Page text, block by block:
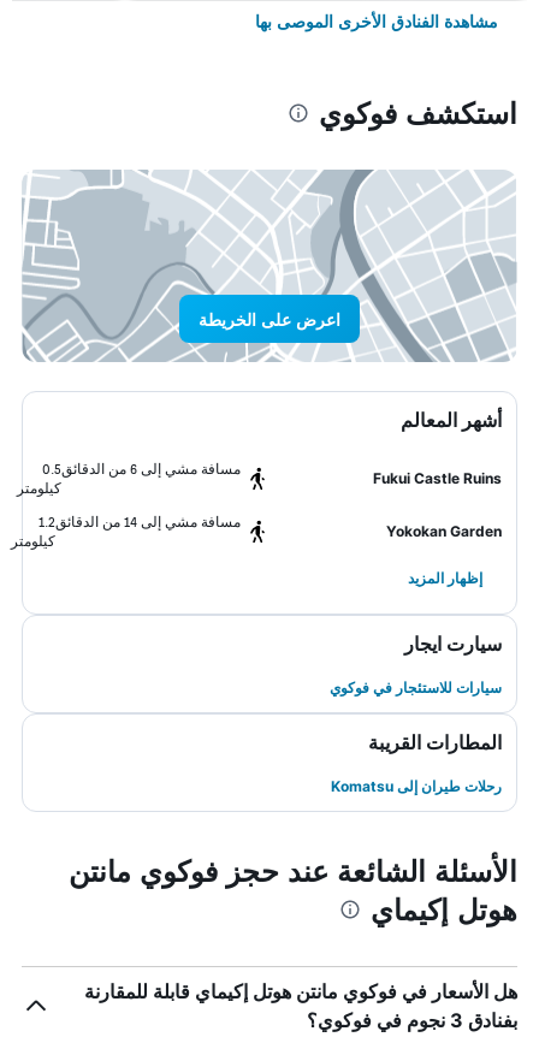
مشاهدة الفنادق الأخرى الموصى بها
استكشف فوكوي
اعرض على الخريطة
أشهر المعالم
Fukui Castle Ruins
مسافة مشي إلى 6 من الدقائق
0.5
كيلومتر
Yokokan Garden
مسافة مشي إلى 14 من الدقائق
1.2
كيلومتر
إظهار المزيد
سيارت ايجار
سيارات للاستئجار في فوكوي
المطارات القريبة
رحلات طيران إلى Komatsu
الأسئلة الشائعة عند حجز فوكوي مانتن
هوتل إكيماي
هل الأسعار في فوكوي مانتن هوتل إكيماي قابلة للمقارنة
بفنادق 3 نجوم في فوكوي؟